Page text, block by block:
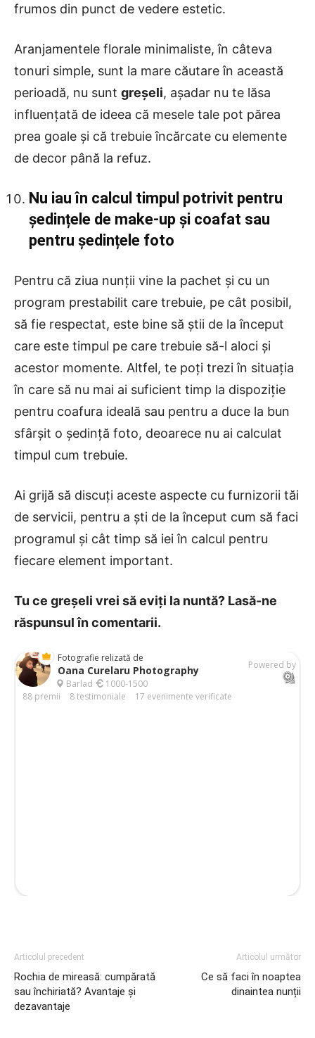
frumos din punct de vedere estetic.
Aranjamentele florale minimaliste, în câteva
tonuri simple, sunt la mare căutare în această
perioadă, nu sunt greșeli, așadar nu te lăsa
influențată de ideea că mesele tale pot părea
prea goale și că trebuie încărcate cu elemente
de decor până la refuz.
Nu iau în calcul timpul potrivit pentru
ședințele de make-up și coafat sau
pentru ședințele foto
Pentru că ziua nunții vine la pachet și cu un
program prestabilit care trebuie, pe cât posibil,
să fie respectat, este bine să știi de la început
care este timpul pe care trebuie să-l aloci și
acestor momente. Altfel, te poți trezi în situația
în care să nu mai ai suficient timp la dispoziție
pentru coafura ideală sau pentru a duce la bun
sfârșit o ședință foto, deoarece nu ai calculat
timpul cum trebuie.
Ai grijă să discuți aceste aspecte cu furnizorii tăi
de servicii, pentru a ști de la început cum să faci
programul și cât timp să iei în calcul pentru
fiecare element important.
Tu ce greșeli vrei să eviți la nuntă? Lasă-ne
răspunsul în comentarii.
Articolul precedent
Rochia de mireasă: cumpărată
sau închiriată? Avantaje și
dezavantaje
Articolul următor
Ce să faci în noaptea
dinaintea nunții